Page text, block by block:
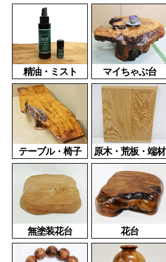
精油・ミスト マイちゃぶ台
テーブル・椅子 原木・荒板・端材
無塗装花台 花台